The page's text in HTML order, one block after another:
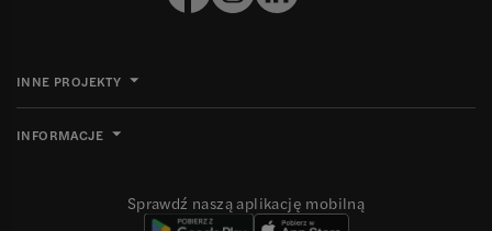
INNE PROJEKTY
INFORMACJE
Sprawdź naszą aplikację mobilną